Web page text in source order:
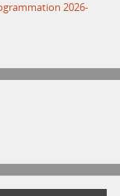
2026-